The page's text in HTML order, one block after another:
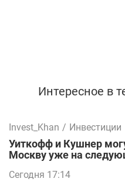
Интересное в
Invest_Khan / Инвестиции
Уиткофф и Кушнер
Москву уже на
Сегодня 17:14